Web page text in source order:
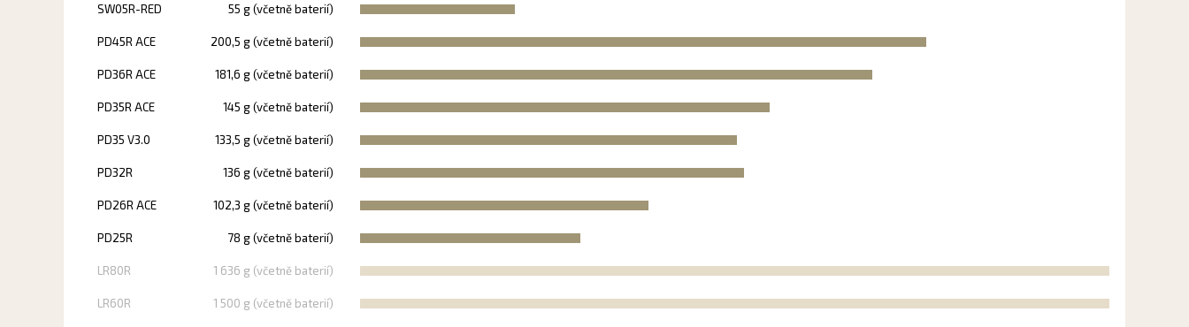
SW05R-RED 55 g (včetně baterií)
PD45R ACE 200,5 g (včetně baterií)
PD36R ACE 181,6 g (včetně baterií)
PD35R ACE 145 g (včetně baterií)
PD35 V3.0 133,5 g (včetně baterií)
PD32R 136 g (včetně baterií)
PD26R ACE 102,3 g (včetně baterií)
PD25R 78 g (včetně baterií)
LR80R 1 636 g (včetně baterií)
LR60R 1 500 g (včetně baterií)